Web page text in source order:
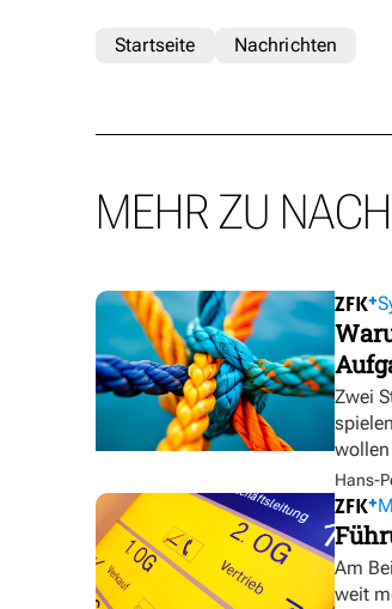
Startseite Nachrichten
MEHR ZU
Zwei
Hans-
Am
weit